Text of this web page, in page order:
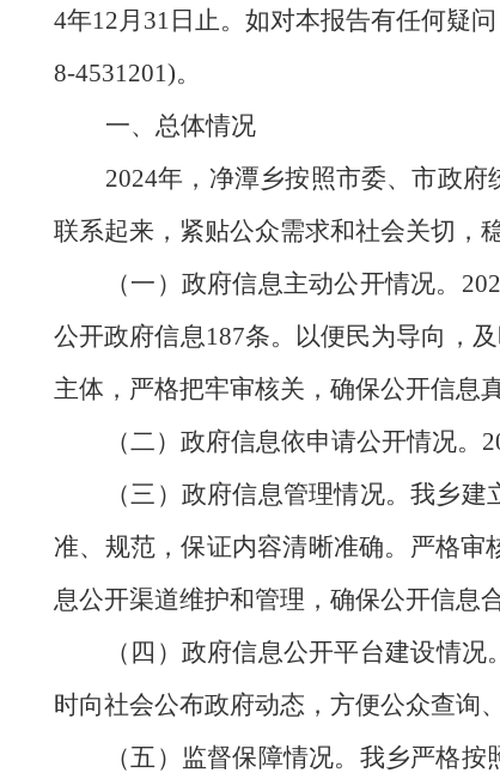
4年12月31日止。如对本报告有任何疑
8-4531201)。
一、 总体情况
2024年， 净潭乡按照市委、市政府
联系起来 ， 紧贴公众需求和社会关切 ，
（一）政府信息主动公开情况。
公开政府信息187条。以便民为导向，
主体，严格把牢审核关，确保公开信息
（二）政府信息依申请公开情况。
（三）政府信息管理情况。 我乡建
准、规范，保证内容清晰准确。严格
息公开渠道维护和管理，确保公开信息
（四）政府信息公开平台建设情况
时向社会公布政府动态， 方便公众查询
（五）监督保障情况。 我乡严格按